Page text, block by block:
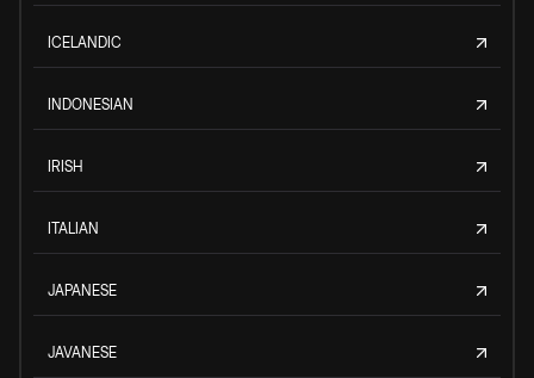
ICELANDIC
INDONESIAN
IRISH
ITALIAN
JAPANESE
JAVANESE